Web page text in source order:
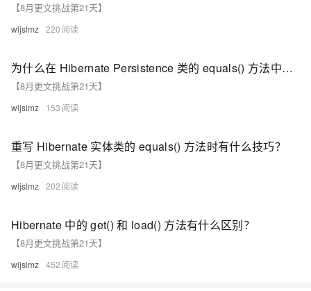
【8月更文挑战第21天】
wljslmz 220
为什么在 Hibernate Persistence 类的 equals() 方法中，instanceof 运算符比 getClass() 更受欢迎？
【8月更文挑战第21天】
wljslmz 153
重写 Hibernate 实体类的 equals() 方法时有什么技巧？
【8月更文挑战第21天】
wljslmz 202
Hibernate 中的 get() 和 load() 方法有什么区别？
【8月更文挑战第21天】
wljslmz 452